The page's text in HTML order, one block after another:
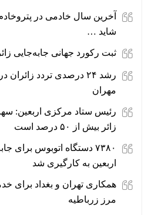
آخرین سال خادمی در
شاید …
ثبت رکورد جهانی جابه‌جایی
رشد ۲۴ درصدی تردد زائران
مهران
رئیس ستاد مرکزی اربعین:
زائر بیش از ۵۰ درصد است
۷۳۸۰ دستگاه اتوبوس برای
اربعین به‌ کارگیری شد
همکاری تهران و بغداد برای
مرز زرباطیه